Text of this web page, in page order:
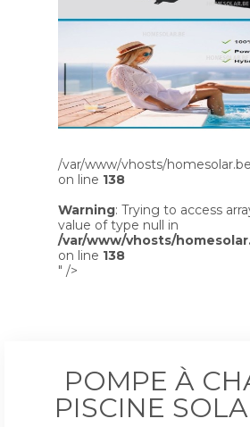
/var/www/vhosts/
on line 138
Warning: Trying to access
value of type null in
/var/www/vhosts/
on line 138
" />
POMPE À
PISCINE